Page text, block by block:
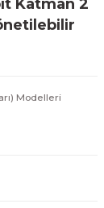
Katman 2
Modelleri